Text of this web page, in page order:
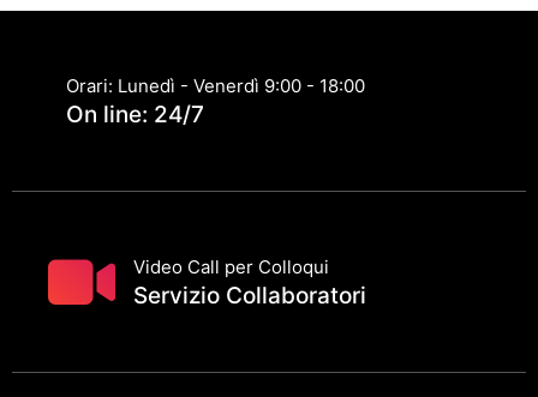
Orari: Lunedì - Venerdì 9:00 - 18:00
On line: 24/7
Video Call per Colloqui
Servizio Collaboratori